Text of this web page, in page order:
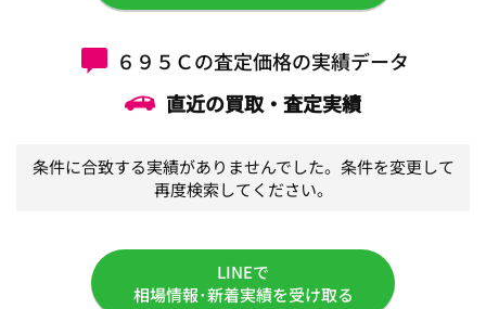
６９５Ｃの査定価格の実績データ
直近の買取・査定実績
条件に合致する実績がありませんでした。条件を変更して
再度検索してください。
LINEで
相場情報･新着実績を受け取る